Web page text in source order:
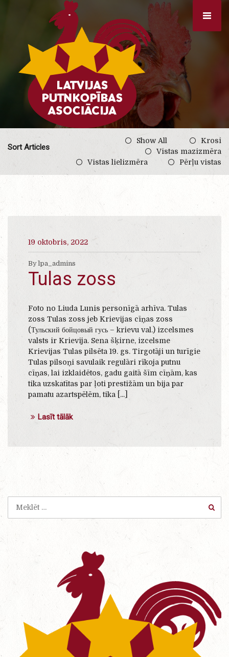
Sort Articles
Show All
Krosi
Vistas mazizmēra
Vistas lielizmēra
Pērļu vistas
19 oktobris, 2022
By lpa_admins
Tulas zoss
Foto no Liuda Lunis personīgā arhīva. Tulas
zoss Tulas zoss jeb Krievijas cīņas zoss
(Тульский бойцовый гусь – krievu val.) izcelsmes
valsts ir Krievija. Sena šķirne, izcelsme
Krievijas Tulas pilsēta 19. gs. Tirgotāji un turīgie
Tulas pilsoņi savulaik regulāri rīkoja putnu
cīņas, lai izklaidētos, gadu gaitā šīm cīņām, kas
tika uzskatītas par ļoti prestižām un bija par
pamatu azartspēlēm, tika [...]
Lasīt tālāk